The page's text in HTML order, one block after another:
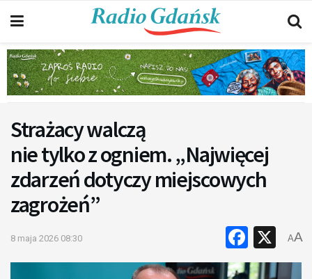
Strażacy walczą
nie tylko z ogniem. „Najwięcej
zdarzeń dotyczy miejscowych
zagrożeń”
8 maja 2026 08:30 X
AA